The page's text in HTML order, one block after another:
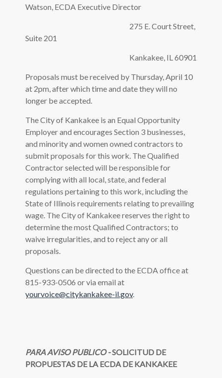
Watson, ECDA Executive Director
275 E. Court Street,
Suite 201
Kankakee, IL 60901
Proposals must be received by Thursday, April 10
at 2pm, after which time and date they will no
longer be accepted.
The City of Kankakee is an Equal Opportunity
Employer and encourages Section 3 businesses,
and minority and women owned contractors to
submit proposals for this work. The Qualified
Contractor selected will be responsible for
complying with all local, state, and federal
regulations pertaining to this work, including the
State of Illinois requirements relating to prevailing
wage. The City of Kankakee reserves the right to
determine the most Qualified Contractors; to
waive irregularities, and to reject any or all
proposals.
Questions can be directed to the ECDA office at
815-933-0506 or via email at
yourvoice@citykankakee-il.gov.
PARA AVISO PUBLICO -SOLICITUD DE
PROPUESTAS DE LA ECDA DE KANKAKEE